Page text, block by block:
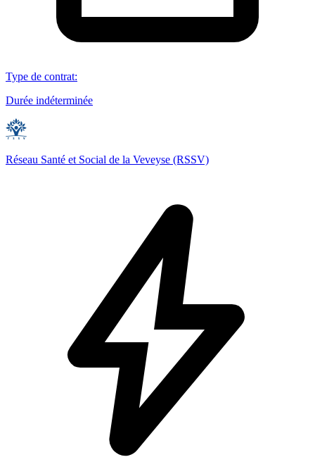
Type de contrat:
Durée indéterminée
Réseau Santé et Social de la Veveyse (RSSV)